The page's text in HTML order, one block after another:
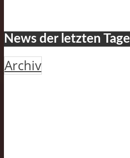
News der letzten Tage
Archiv